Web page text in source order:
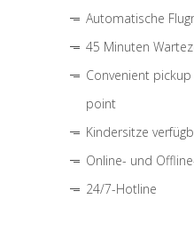
Automatische
45 Minuten
Convenient
point
Kindersitze
Online- und
24/7-Hotline